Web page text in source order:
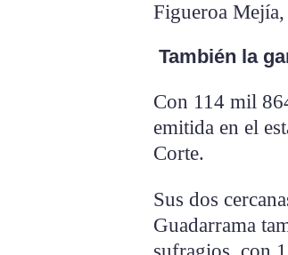
Figueroa
También la
Con 114 mil
emitida en el
Corte.
Sus dos
Guadarrama